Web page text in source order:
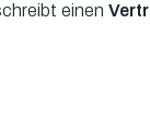
einen